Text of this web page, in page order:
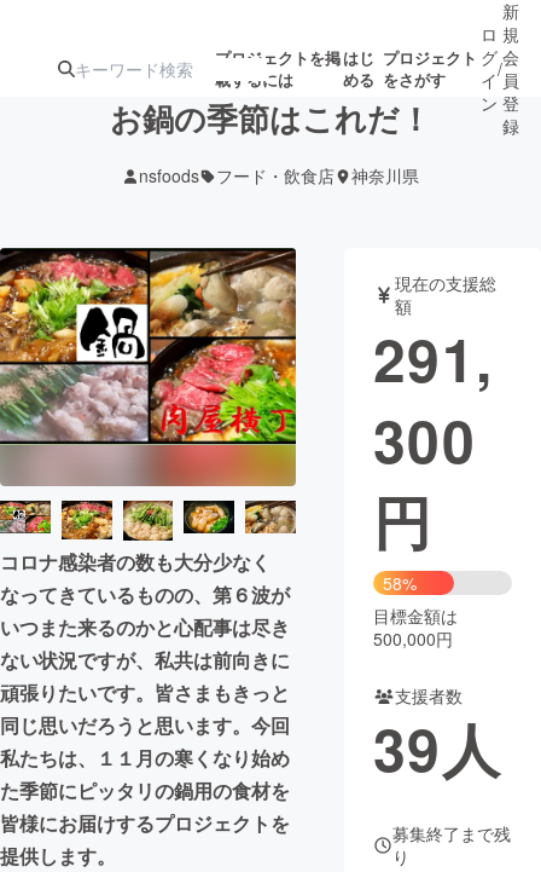
プロジェクトを掲
載するには
はじ
める
プロジェクト
をさがす
アート・写真
テクノロジー・ガジェット ゲーム・
書籍・雑誌
ビジネス・起業
まちづくり・地域活性化
CAMPFIRE for Social Good
CAMPFIREふるさと納税machi-ya コミュニティ
ロ
グ
イ
ン
/
新
規
会
員
登
録
お鍋の季節はこれだ！
nsfoods フード・飲食店 神奈川県
コロナ感染者の数も大分少なく
なってきているものの、第６波が
いつまた来るのかと心配事は尽き
ない状況ですが、私共は前向きに
頑張りたいです。皆さまもきっと
同じ思いだろうと思います。今回
私たちは、１１月の寒くなり始め
た季節にピッタリの鍋用の食材を
皆様にお届けするプロジェクトを
提供します。
現在の支援総
額
291,
300
円
58%
目標金額は
500,000円
支援者数
39人
募集終了まで残
り